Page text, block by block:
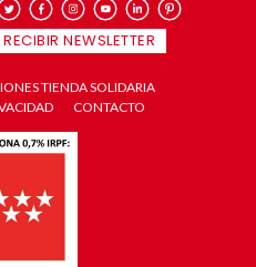
RECIBIR NEWSLETTER
TIENDA SOLIDARIA
CONTACTO